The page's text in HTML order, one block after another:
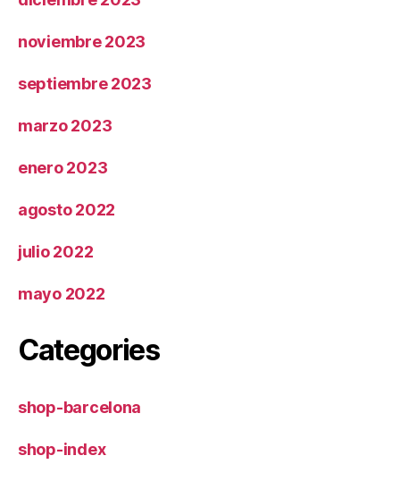
noviembre 2023
septiembre 2023
marzo 2023
enero 2023
agosto 2022
julio 2022
mayo 2022
Categories
shop-barcelona
shop-index